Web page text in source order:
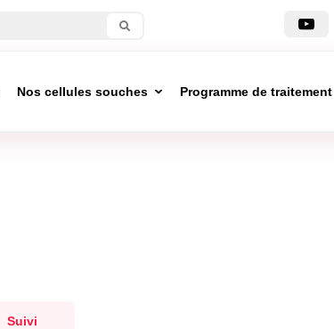
Nos cellules souches Programme de traitement
Suivi